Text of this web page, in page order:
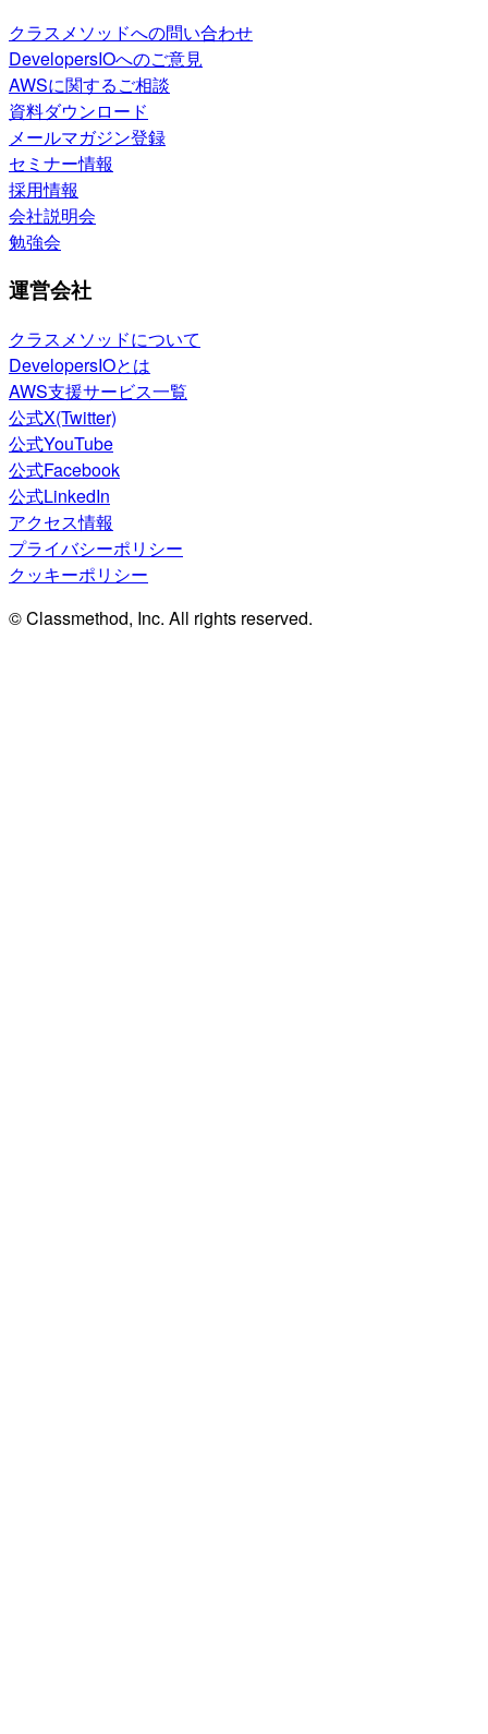
クラスメソッドへの問い合わせ
DevelopersIOへのご意見
AWSに関するご相談
資料ダウンロード
メールマガジン登録
セミナー情報
採用情報
会社説明会
勉強会
運営会社
クラスメソッドについて
DevelopersIOとは
AWS支援サービス一覧
公式X(Twitter)
公式YouTube
公式Facebook
公式LinkedIn
アクセス情報
プライバシーポリシー
クッキーポリシー
© Classmethod, Inc. All rights reserved.